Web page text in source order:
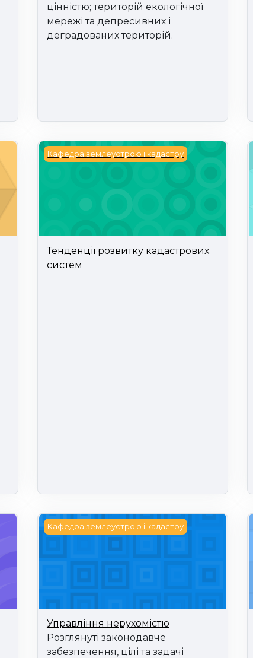
цінністю; територій екологічної
мережі та депресивних і
деградованих територій.
Тенденції розвитку кадастрових систем
Кафедра землеустрою і кадастру
Тенденції розвитку кадастрових
систем
Управління нерухомістю
Кафедра землеустрою і кадастру
Управління нерухомістю
Розглянуті законодавче
забезпечення, цілі та задачі